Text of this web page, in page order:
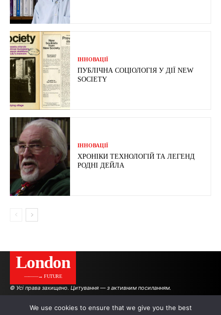
ІННОВАЦІЇ
ПУБЛІЧНА СОЦІОЛОГІЯ У ДІЇ NEW
SOCIETY
ІННОВАЦІЇ
ХРОНІКИ ТЕХНОЛОГІЙ ТА ЛЕГЕНД
РОДНІ ДЕЙЛА
London
———→ FUTURE
© Усі права захищено. Цитування — з активним посиланням.
We use cookies to ensure that we give you the best